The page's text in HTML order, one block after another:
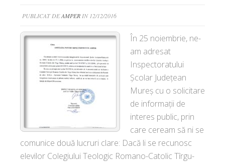
PUBLICAT DEAMPER IN 12/12/2016
În 25 noiembrie, ne-
am adresat
Inspectoratului
Școlar Județean
Mureș cu o solicitare
de informații de
interes public, prin
care ceream să ni se
comunice două lucruri clare: Dacă li se recunosc
elevilor Colegiului Teologic Romano-Catolic Tîrgu-